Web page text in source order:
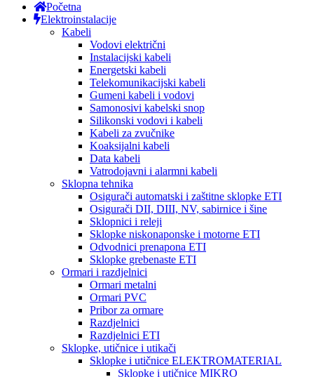
Početna
Elektroinstalacije
Kabeli
Vodovi električni
Instalacijski kabeli
Energetski kabeli
Telekomunikacijski kabeli
Gumeni kabeli i vodovi
Samonosivi kabelski snop
Silikonski vodovi i kabeli
Kabeli za zvučnike
Koaksijalni kabeli
Data kabeli
Vatrodojavni i alarmni kabeli
Sklopna tehnika
Osigurači automatski i zaštitne sklopke ETI
Osigurači DII, DIII, NV, sabirnice i šine
Sklopnici i releji
Sklopke niskonaponske i motorne ETI
Odvodnici prenapona ETI
Sklopke grebenaste ETI
Ormari i razdjelnici
Ormari metalni
Ormari PVC
Pribor za ormare
Razdjelnici
Razdjelnici ETI
Sklopke, utičnice i utikači
Sklopke i utičnice ELEKTROMATERIAL
Sklopke i utičnice MIKRO